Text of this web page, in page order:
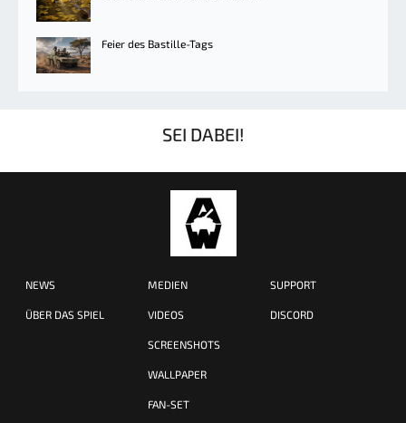
Feier des Bastille-Tags
SEI DABEI!
NEWS
ÜBER DAS SPIEL
MEDIEN
VIDEOS
SCREENSHOTS
WALLPAPER
FAN-SET
SUPPORT
DISCORD